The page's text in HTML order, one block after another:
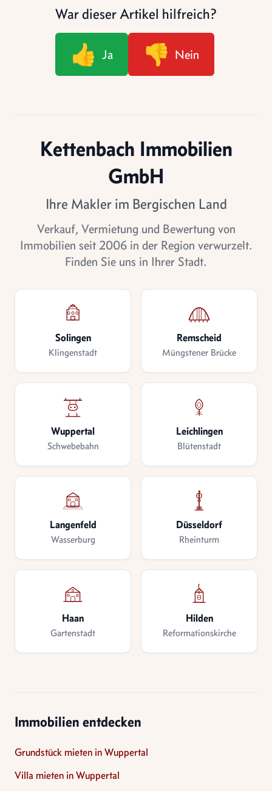
War dieser Artikel hilfreich?
👍 Ja 👎 Nein
Kettenbach Immobilien
GmbH
Ihre Makler im Bergischen Land
Verkauf, Vermietung und Bewertung von
Immobilien seit 2006 in der Region verwurzelt.
Finden Sie uns in Ihrer Stadt.
Solingen
Klingenstadt
Remscheid
Müngstener Brücke
Wuppertal
Schwebebahn
Leichlingen
Blütenstadt
Langenfeld
Wasserburg
Düsseldorf
Rheinturm
Haan
Gartenstadt
Hilden
Reformationskirche
Immobilien entdecken
Grundstück mieten in Wuppertal
Villa mieten in Wuppertal